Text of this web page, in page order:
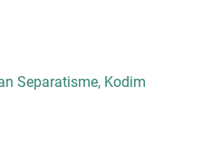
Separatisme, Kodim